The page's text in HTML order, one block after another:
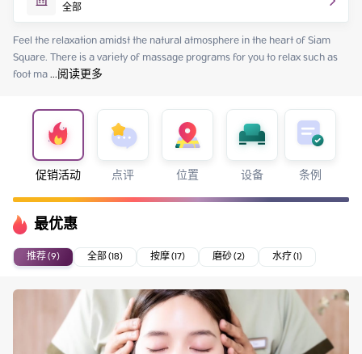
Tuesday 10:00 - 24:00
Wednesday 10:00 - 24:00
Thursday 10:00 - 24:00
Friday
全部
Feel the relaxation amidst the natural atmosphere in the heart of Siam
Square. There is a variety of massage programs for you to relax such as
foot ma ...阅读更多
促销活动 点评 位置 设备 条例
最优惠
推荐 (9) 全部 (18) 按摩 (17) 磨砂 (2) 水疗 (1)